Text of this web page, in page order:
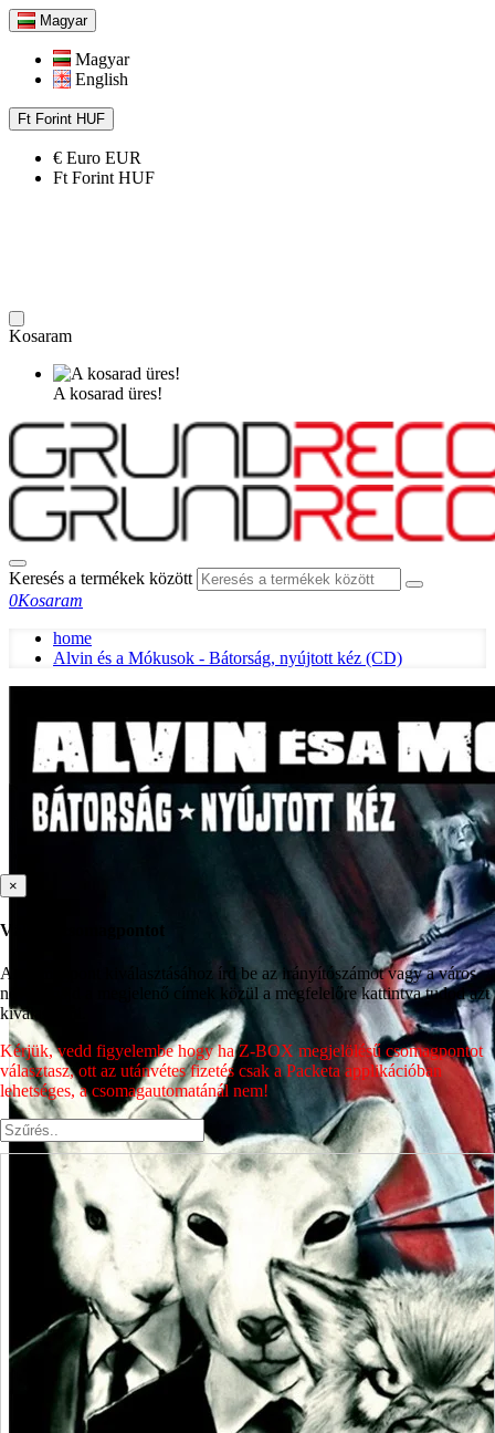
Magyar
Magyar
English
Ft Forint HUF
€ Euro EUR
Ft Forint HUF
Kosaram
A kosarad üres!
Keresés a termékek között
0Kosaram
home
Alvin és a Mókusok - Bátorság, nyújtott kéz (CD)
×
Válassz csomagpontot
A csomagpont kiválasztásához írd be az irányítószámot vagy a város
nevét, majd a megjelenő címek közül a megfelelőre kattintva tudod azt
kiválasztani.
Kérjük, vedd figyelembe hogy ha Z-BOX megjelölésű csomagpontot
választasz, ott az utánvétes fizetés csak a Packeta applikációban
lehetséges, a csomagautomatánál nem!